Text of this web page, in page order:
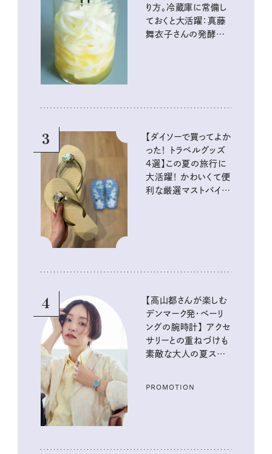
り方。冷蔵庫に常備し
ておくと大活躍：真藤
舞衣子さんの発酵と
3
【ダイソーで買ってよか
った！ トラベルグッズ
4選】この夏の旅行に
大活躍！ かわいくて便
利な厳選マストバイア
4
【高山都さんが楽しむ
デンマーク発・ベーリ
ングの腕時計】 アクセ
サリーとの重ねづけも
素敵な大人の夏スタイ
PROMOTION